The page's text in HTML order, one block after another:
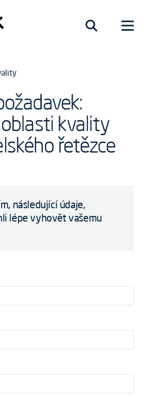
kvality
řetězce
následující údaje,
lépe vyhovět vašemu